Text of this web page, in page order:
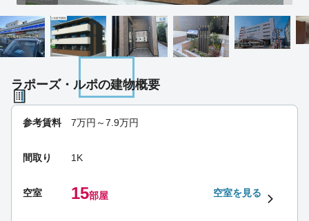
ラポーズ・ルポの建物概要
参考賃料 7万円～7.9万円
間取り 1K
空室 15部屋 空室を見る